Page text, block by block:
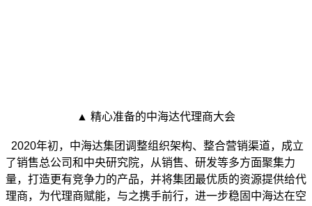
▲ 精心准备的中海达代理商大会
2020年初，中海达集团调整组织架构、整合营销渠道，成立
了销售总公司和中央研究院，从销售、研发等多方面聚集力
量，打造更有竞争力的产品，并将集团最优质的资源提供给代
理商，为代理商赋能，与之携手前行，进一步稳固中海达在空